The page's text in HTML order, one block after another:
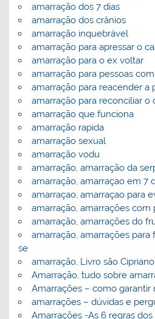
amarração dos 7 dias
amarração dos crânios
amarração inquebrável
amarração para apressar o
amarração para o ex voltar
amarração para pessoas
amarração para reacender a
amarração para reconciliar o
amarração que funciona
amarração rapida
amarração sexual
amarração vodu
amarração, amarração da
amarração, amarraçao em 7
amarraçao, amarraçao para
amarração, amarrações com
amarração, amarrações do
amarração, amarrações
se
amarração, Livro são Cipriano
Amarração, tudo sobre
Amarrações – como garantir
amarrações – dúvidas e
Amarrações -As 6 regras